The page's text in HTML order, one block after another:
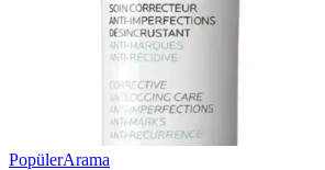
PopülerArama